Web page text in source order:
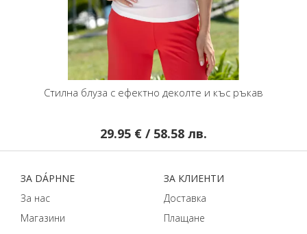
Стилна блуза с ефектно деколте и къс ръкав
29.95 € / 58.58 лв.
ЗA DÁPHNЕ
За нас
Магазини
ЗA КЛИЕНТИ
Доставка
Плащане